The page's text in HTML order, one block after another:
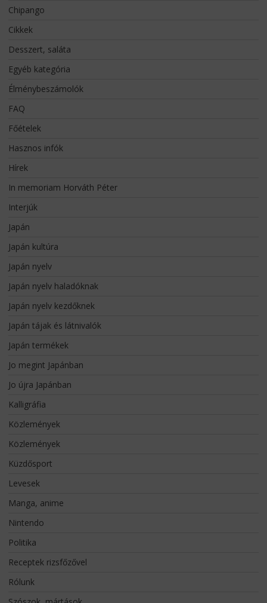
Chipango
Cikkek
Desszert, saláta
Egyéb kategória
Élménybeszámolók
FAQ
Főételek
Hasznos infók
Hírek
In memoriam Horváth Péter
Interjúk
Japán
Japán kultúra
Japán nyelv
Japán nyelv haladóknak
Japán nyelv kezdőknek
Japán tájak és látnivalók
Japán termékek
Jo megint Japánban
Jo újra Japánban
Kalligráfia
Közlemények
Közlemények
Küzdősport
Levesek
Manga, anime
Nintendo
Politika
Receptek rizsfőzővel
Rólunk